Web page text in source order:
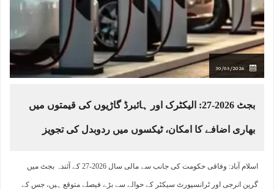
30/05/2026
بجٹ 2026-27: الیکٹرک اور ہائبرڈ گاڑیوں کی قیمتوں میں
بھاری اضافے کا امکان، ٹیکسوں میں ردوبدل کی تجویز
اسلام آباد: وفاقی حکومت کی جانب سے مالی سال 2026-27 کے آئندہ بجٹ میں
گرین انرجی اور ٹرانسپورٹ سیکٹر کے حوالے سے بڑے فیصلے متوقع ہیں، جس کے